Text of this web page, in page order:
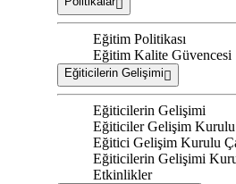
Eğitim Politikası
Eğitim Kalite Güvencesi
Eğiticilerin Gelişimi
Eğiticilerin Gelişimi
Eğiticiler Gelişim Kurulu
Eğitici Gelişim Kurulu
Eğiticilerin Gelişimi
Etkinlikler